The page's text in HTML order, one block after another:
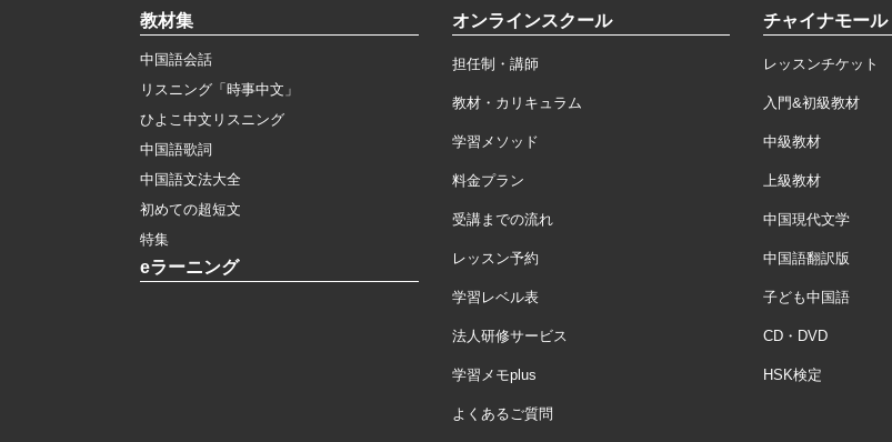
教材集
中国語会話
リスニング「時事中文」
ひよこ中文リスニング
中国語歌詞
中国語文法大全
初めての超短文
特集
eラーニング
オンラインスクール
担任制・講師
教材・カリキュラム
学習メソッド
料金プラン
受講までの流れ
レッスン予約
学習レベル表
法人研修サービス
学習メモplus
よくあるご質問
チャイナモール
レッスンチケット
入門&初級教材
中級教材
上級教材
中国現代文学
中国語翻訳版
子ども中国語
CD・DVD
HSK検定